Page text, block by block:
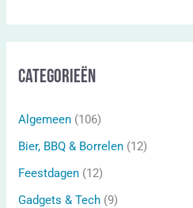
Categorieën
Algemeen (106)
Bier, BBQ & Borrelen (12)
Feestdagen (12)
Gadgets & Tech (9)